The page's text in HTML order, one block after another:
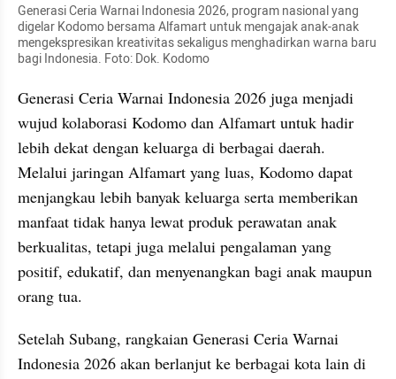
Generasi Ceria Warnai Indonesia 2026, program nasional yang
digelar Kodomo bersama Alfamart untuk mengajak anak-anak
mengekspresikan kreativitas sekaligus menghadirkan warna baru
bagi Indonesia. Foto: Dok. Kodomo
Generasi Ceria Warnai Indonesia 2026 juga menjadi
wujud kolaborasi Kodomo dan Alfamart untuk hadir
lebih dekat dengan keluarga di berbagai daerah.
Melalui jaringan Alfamart yang luas, Kodomo dapat
menjangkau lebih banyak keluarga serta memberikan
manfaat tidak hanya lewat produk perawatan anak
berkualitas, tetapi juga melalui pengalaman yang
positif, edukatif, dan menyenangkan bagi anak maupun
orang tua.
Setelah Subang, rangkaian Generasi Ceria Warnai
Indonesia 2026 akan berlanjut ke berbagai kota lain di